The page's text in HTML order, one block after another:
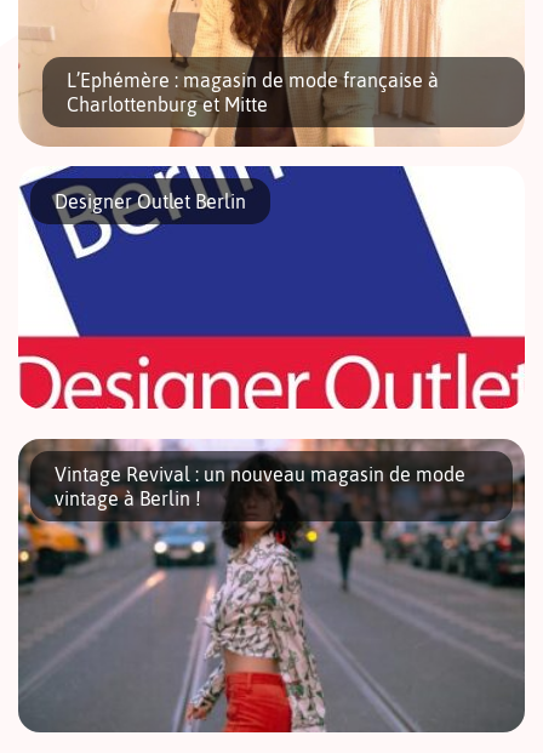
L’Ephémère : magasin de mode française à
Charlottenburg et Mitte
« C’est tout bête et bien sûr un peu superficiel, mais c’est
trouver jolie et spéciale », énonce Emilie Nowotny. Petite
fille, […]
Designer Outlet Berlin
Designer Outlet Berlin est un regroupement de magasins de
grandes marques à prix ultra soldés du groupe Mc Arthur Glen.
L’endroit est coquet et les magasins sont aménagés dans de
petites maisons […]
Vintage Revival : un nouveau magasin de mode
vintage à Berlin !